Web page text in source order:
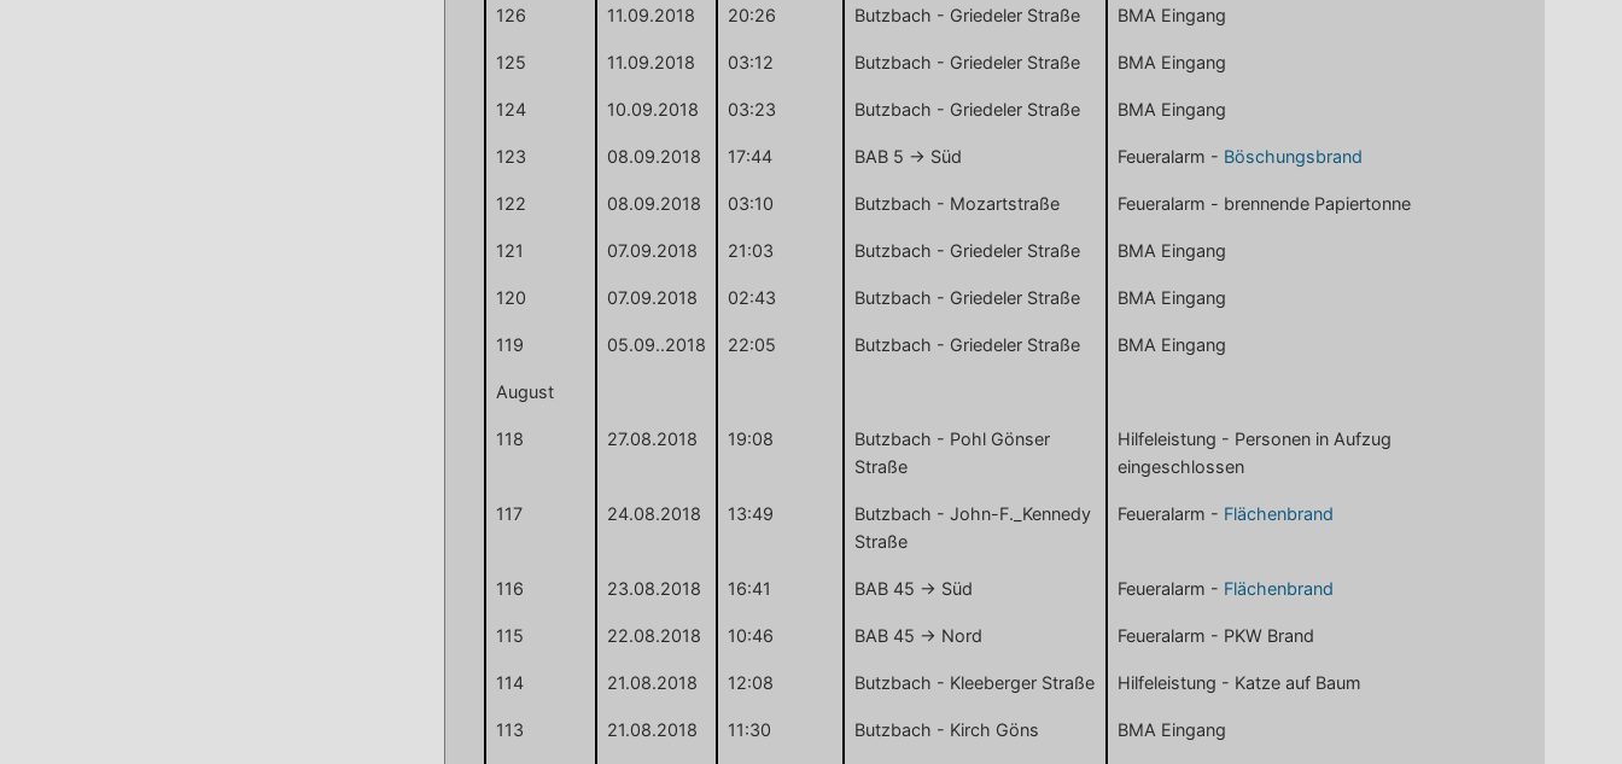
126 11.09.2018 20:26 Butzbach - Griedeler Straße BMA Eingang
125 11.09.2018 03:12 Butzbach - Griedeler Straße BMA Eingang
124 10.09.2018 03:23 Butzbach - Griedeler Straße BMA Eingang
123 08.09.2018 17:44 BAB 5 -> Süd Feueralarm - Böschungsbrand
122 08.09.2018 03:10 Butzbach - Mozartstraße Feueralarm - brennende Papiertonne
121 07.09.2018 21:03 Butzbach - Griedeler Straße BMA Eingang
120 07.09.2018 02:43 Butzbach - Griedeler Straße BMA Eingang
119 05.09..2018 22:05 Butzbach - Griedeler Straße BMA Eingang
August
118 27.08.2018 19:08
Butzbach - Pohl Gönser
Straße
Hilfeleistung - Personen in Aufzug
eingeschlossen
117 24.08.2018 13:49
Butzbach - John-F._Kennedy
Straße
Feueralarm - Flächenbrand
116 23.08.2018 16:41 BAB 45 -> Süd Feueralarm - Flächenbrand
115 22.08.2018 10:46 BAB 45 -> Nord Feueralarm - PKW Brand
114 21.08.2018 12:08 Butzbach - Kleeberger Straße Hilfeleistung - Katze auf Baum
113 21.08.2018 11:30 Butzbach - Kirch Göns BMA Eingang